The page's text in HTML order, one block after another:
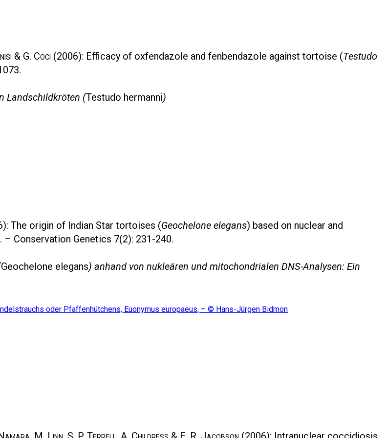
& G. Coci (2006): Efficacy of oxfendazole and fenbendazole against tortoise (Testudo
Landschildkröten (Testudo hermanni)
The origin of Indian Star tortoises (Geochelone elegans) based on nuclear and
Conservation Genetics 7(2): 231-240.
Geochelone elegans) anhand von nukleären und mitochondrialen DNS-Analysen: Ein